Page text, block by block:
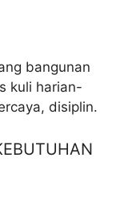
bangunan
kuli harian-
disiplin.